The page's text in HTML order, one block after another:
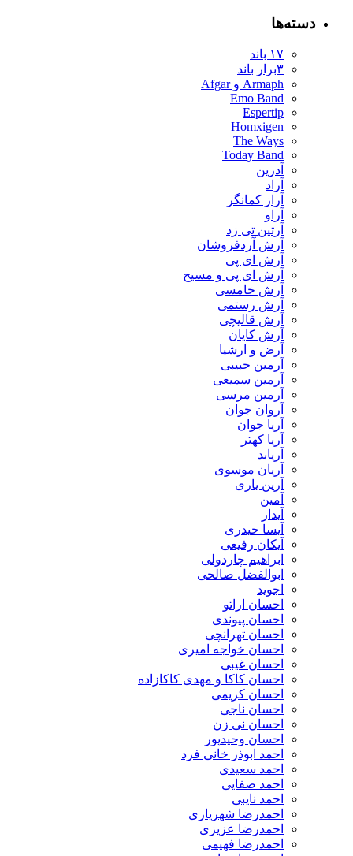
دسته‌ها
۱۷ باند
۳برار باند
Armaph و Afgar
Emo Band
Espertip
Homxigen
The Ways
Today Band
آدرین
آراد
آراز کمانگر
آراو
آرتین تی زد
آرش آردفروشان
آرش ای پی
آرش ای پی و مسیح
آرش خامسی
آرش رستمی
آرش قالیچی
آرش کایان
​آرض و ارشیا
آرمین حبیبی
آرمین سمیعی
آرمین مرسی
آروان جوان
آریا جوان
آریا کهتر
آریابد
آریان موسوی
آرین یاری
آمین
آیدار
آیسا حیدری
آیکان رفیعی
ابراهیم چاردولی
ابوالفضل صالحی
اجوید
احسان اراتو
احسان پیوندی
احسان تهرانچی
احسان خواجه امیری
احسان غیبی
احسان کاکا و مهدی کاکازاده
احسان کریمی
احسان ناجی
احسان نی زن
احسان وحیدپور
احمد ابوذر خانی فرد
احمد سعیدی
احمد صفایی
احمد نایبی
احمدرضا شهریاری
احمدرضا عزیزی
احمدرضا فهیمی